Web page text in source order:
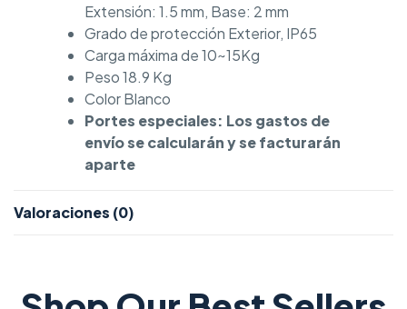
Extensión: 1.5 mm, Base: 2 mm
Grado de protección Exterior, IP65
Carga máxima de 10~15Kg
Peso 18.9 Kg
Color Blanco
Portes especiales: Los gastos de
envío se calcularán y se facturarán
aparte
Valoraciones (0)